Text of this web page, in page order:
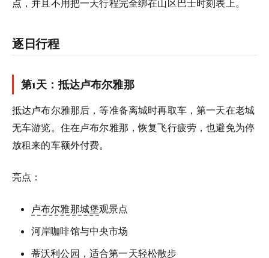
点，并且不用把一天行程完全绑在山区巴士时刻表上。
逐日行程
第1天：抵达卢布尔雅那
抵达卢布尔雅那后，等准备离城时再取车，第一天在老城
无车游览。住在卢布尔雅那，恢复飞行疲劳，也避免为停
放租来的车额外付费。
亮点：
卢布尔雅那城堡观景点
河岸咖啡馆与中央市场
蒂沃利公园，适合第一天轻松散步